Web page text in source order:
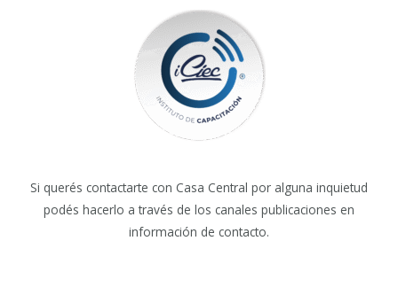
Si querés contactarte con Casa Central por alguna inquietud
podés hacerlo a través de los canales publicaciones en
información de contacto.